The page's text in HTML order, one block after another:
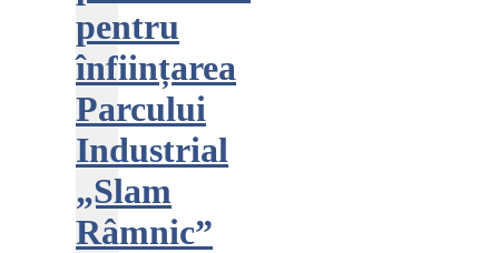
pentru
înființarea
Parcului
Industrial
„Slam
Râmnic”